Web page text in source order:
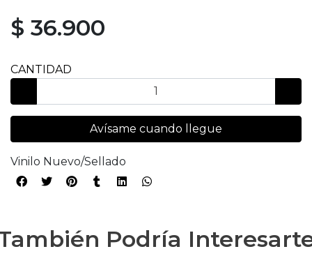
$ 36.900
CANTIDAD
Avísame cuando llegue
Vinilo Nuevo/Sellado
Podría